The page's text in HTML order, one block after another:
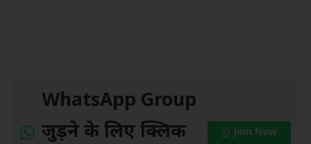
WhatsApp Group
जुड़ने के लिए क्लिक
Join Now